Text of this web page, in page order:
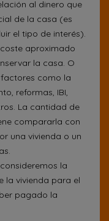
al dinero que
de la casa (es
el tipo de interés).
aproximado
la casa. O
como la
reformas, IBI,
La cantidad de
compararla con
una vivienda o un
la
la vivienda para el
pagado la